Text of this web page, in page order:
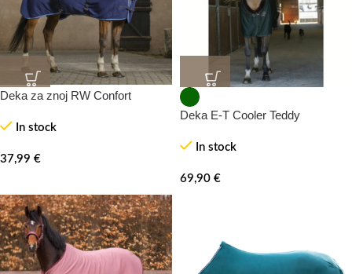
Deka za znoj RW Confort
In stock
37,99 €
Deka E-T Cooler Teddy
In stock
69,90 €